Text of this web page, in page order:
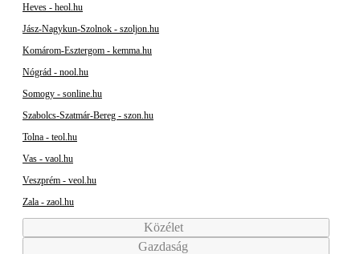
Heves - heol.hu
Jász-Nagykun-Szolnok - szoljon.hu
Komárom-Esztergom - kemma.hu
Nógrád - nool.hu
Somogy - sonline.hu
Szabolcs-Szatmár-Bereg - szon.hu
Tolna - teol.hu
Vas - vaol.hu
Veszprém - veol.hu
Zala - zaol.hu
Közélet
Gazdaság